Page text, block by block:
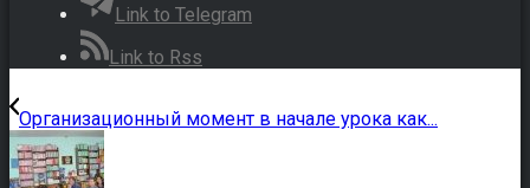
Link to Telegram
Link to Rss
Организационный момент в начале урока как...